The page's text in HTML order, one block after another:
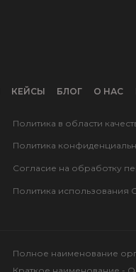
КЕЙСЫ О НАС
БЛОГ
Полное наименование
Политика использования
Согласие на обработку
Политика
Политика в области